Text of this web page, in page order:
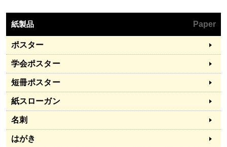
紙製品 Paper
ポスター
学会ポスター
短冊ポスター
紙スローガン
名刺
はがき